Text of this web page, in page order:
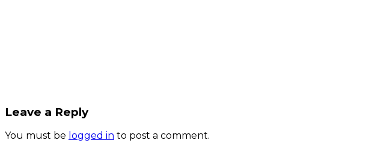
Leave a Reply
You must be logged in to post a comment.